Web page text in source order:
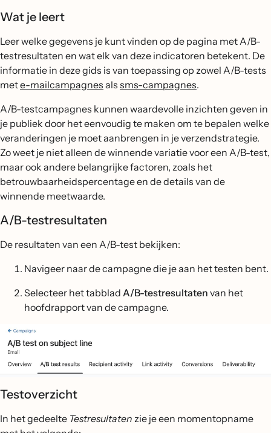
Wat je leert
Leer welke gegevens je kunt vinden op de pagina met A/B-
testresultaten en wat elk van deze indicatoren betekent. De
informatie in deze gids is van toepassing op zowel A/B-tests
mete-mailcampagnes als sms-campagnes.
A/B-testcampagnes kunnen waardevolle inzichten geven in
je publiek door het eenvoudig te maken om te bepalen welke
veranderingen je moet aanbrengen in je verzendstrategie.
Zo weet je niet alleen de winnende variatie voor een A/B-test,
maar ook andere belangrijke factoren, zoals het
betrouwbaarheidspercentage en de details van de
winnende meetwaarde.
A/B-testresultaten
De resultaten van een A/B-test bekijken:
Navigeer naar de campagne die je aan het testen bent.
Selecteer het tabblad A/B-testresultaten van het
hoofdrapport van de campagne.
Testoverzicht
In het gedeelte Testresultaten zie je een momentopname